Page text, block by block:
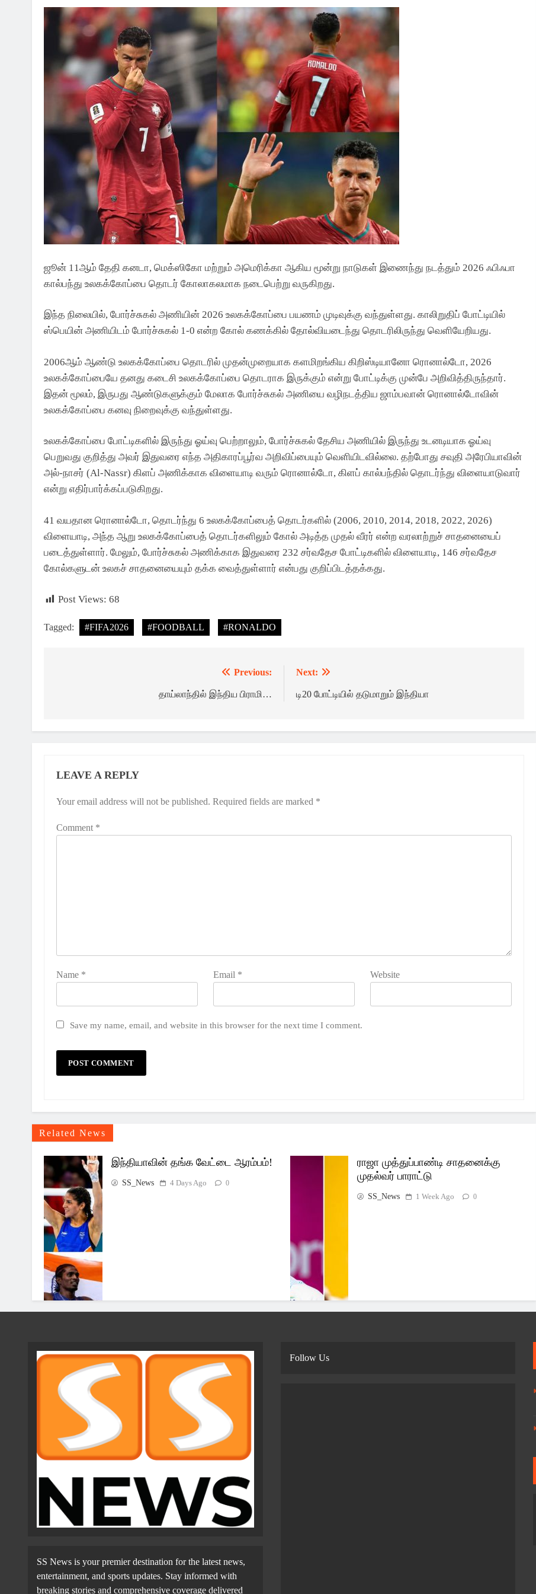
ஜூன் 11ஆம் தேதி கனடா, மெக்ஸிகோ மற்றும் அமெரிக்கா ஆகிய மூன்று நாடுகள் இணைந்து நடத்தும் 2026 ஃபிஃபா
கால்பந்து உலகக்கோப்பை தொடர் கோலாகலமாக நடைபெற்று வருகிறது.
இந்த நிலையில், போர்ச்சுகல் அணியின் 2026 உலகக்கோப்பை பயணம் முடிவுக்கு வந்துள்ளது. காலிறுதிப் போட்டியில்
ஸ்பெயின் அணியிடம் போர்ச்சுகல் 1-0 என்ற கோல் கணக்கில் தோல்வியடைந்து தொடரிலிருந்து வெளியேறியது.
2006ஆம் ஆண்டு உலகக்கோப்பை தொடரில் முதன்முறையாக களமிறங்கிய கிறிஸ்டியானோ ரொனால்டோ, 2026
உலகக்கோப்பையே தனது கடைசி உலகக்கோப்பை தொடராக இருக்கும் என்று போட்டிக்கு முன்பே அறிவித்திருந்தார்.
இதன் மூலம், இருபது ஆண்டுகளுக்கும் மேலாக போர்ச்சுகல் அணியை வழிநடத்திய ஜாம்பவான் ரொனால்டோவின்
உலகக்கோப்பை கனவு நிறைவுக்கு வந்துள்ளது.
உலகக்கோப்பை போட்டிகளில் இருந்து ஓய்வு பெற்றாலும், போர்ச்சுகல் தேசிய அணியில் இருந்து உடனடியாக ஓய்வு
பெறுவது குறித்து அவர் இதுவரை எந்த அதிகாரப்பூர்வ அறிவிப்பையும் வெளியிடவில்லை. தற்போது சவுதி அரேபியாவின்
அல்-நாசர் (Al-Nassr) கிளப் அணிக்காக விளையாடி வரும் ரொனால்டோ, கிளப் கால்பந்தில் தொடர்ந்து விளையாடுவார்
என்று எதிர்பார்க்கப்படுகிறது.
41 வயதான ரொனால்டோ, தொடர்ந்து 6 உலகக்கோப்பைத் தொடர்களில் (2006, 2010, 2014, 2018, 2022, 2026)
விளையாடி, அந்த ஆறு உலகக்கோப்பைத் தொடர்களிலும் கோல் அடித்த முதல் வீரர் என்ற வரலாற்றுச் சாதனையைப்
படைத்துள்ளார். மேலும், போர்ச்சுகல் அணிக்காக இதுவரை 232 சர்வதேச போட்டிகளில் விளையாடி, 146 சர்வதேச
கோல்களுடன் உலகச் சாதனையையும் தக்க வைத்துள்ளார் என்பது குறிப்பிடத்தக்கது.
Post Views: 68
Tagged: #FIFA2026 #FOODBALL #RONALDO
Previous:
தாய்லாந்தில் இந்திய பிராமி…
Next:
டி20 போட்டியில் தடுமாறும் இந்தியா
LEAVE A REPLY
Your email address will not be published. Required fields are marked *
Comment *
Name * Email * Website
Save my name, email, and website in this browser for the next time I comment.
Related News
இந்தியாவின் தங்க வேட்டை ஆரம்பம்!
SS_News 4 Days Ago 0
ராஜா முத்துப்பாண்டி சாதனைக்கு
முதல்வர் பாராட்டு
SS_News 1 Week Ago 0
சதம் அடித்த ரோகித் சர்மா…
வெற்றியை பறித்த இங்கிலாந்து
2 Weeks Ago
உதயநிதி ஸ்டாலின் கைது.. பரபரப்பில்
தமிழகம் | CM விஜய்
2 Days Ago
த.வெ.க. அரசின் முதல் வேளாண் பட்ஜெட்
2026-27: விவசாயிகளுக்கான முக்கிய
SS News is your premier destination for the latest news,
entertainment, and sports updates. Stay informed with
breaking stories and comprehensive coverage delivered
Follow Us